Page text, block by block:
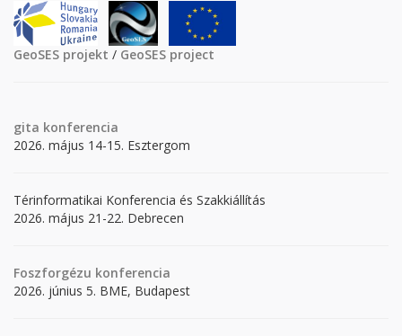
GeoSES projekt / GeoSES project
gita konferencia
2026. május 14-15. Esztergom
Térinformatikai Konferencia és Szakkiállítás
2026. május 21-22. Debrecen
Foszforgézu konferencia
2026. június 5. BME, Budapest